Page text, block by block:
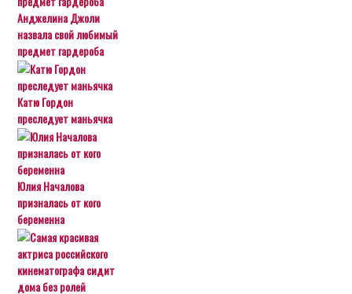
Анджелина Джоли
назвала свой любимый
предмет гардероба
Катю Гордон
преследует маньячка
Юлия Началова
призналась от кого
беременна